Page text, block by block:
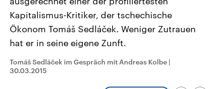
Sachsen-Anhalt wählt am 6.
September 2026 einen neuen
Landtag. Seit 2021 wird das
Bundesland von einer Koalition aus
Umfragen, Prognosen,
und Hintergründe zu den Parteien
und Kandidaten der anstehenden
Wahl.
Wirtschaftlich und
gehören die Vereinigten
mit großem Einfluss auf
Sendungen Programm Podcasts
Kapitalismus-Kritiker, der tschechische
Ökonom Tomáš Sedláček. Weniger Zutrauen
hat er in seine eigene Zunft.
Tomáš Sedláček im Gespräch mit Andreas Kolbe |
30.03.2015